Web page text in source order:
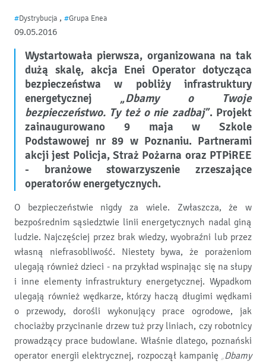
09.05.2016
#Dystrybucja , #Grupa Enea
Wystartowała pierwsza, organizowana na tak
dużą skalę, akcja Enei Operator dotycząca
bezpieczeństwa w pobliży infrastruktury
energetycznej „Dbamy o Twoje
bezpieczeństwo. Ty też o nie zadbaj”. Projekt
zainaugurowano 9 maja w Szkole
Podstawowej nr 89 w Poznaniu. Partnerami
akcji jest Policja, Straż Pożarna oraz PTPiREE
- branżowe stowarzyszenie zrzeszające
operatorów energetycznych.
O bezpieczeństwie nigdy za wiele. Zwłaszcza, że w
bezpośrednim sąsiedztwie linii energetycznych nadal giną
ludzie. Najczęściej przez brak wiedzy, wyobraźni lub przez
własną niefrasobliwość. Niestety bywa, że porażeniom
ulegają również dzieci - na przykład wspinając się na słupy
i inne elementy infrastruktury energetycznej. Wypadkom
ulegają również wędkarze, którzy haczą długimi wędkami
o przewody, dorośli wykonujący prace ogrodowe, jak
chociażby przycinanie drzew tuż przy liniach, czy robotnicy
prowadzący prace budowlane. Właśnie dlatego, poznański
operator energii elektrycznej, rozpoczął kampanię „Dbamy